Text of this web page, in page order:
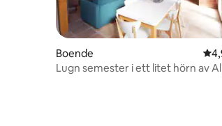
Boende
Lugn semester i ett litet hörn av